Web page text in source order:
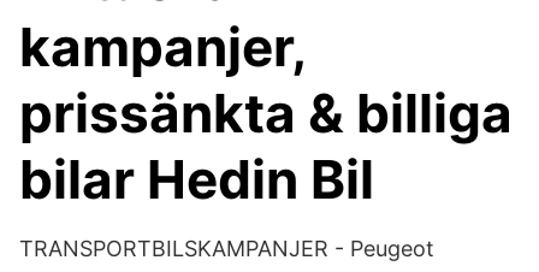
kampanjer,
prissänkta & billiga
bilar Hedin Bil
TRANSPORTBILSKAMPANJER - Peugeot